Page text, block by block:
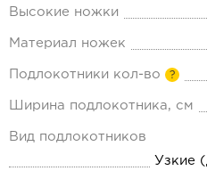
Высокие ножки
Материал ножек
Подлокотники кол-во ?
Ширина подлокотника, см
Вид подлокотников
Узкие